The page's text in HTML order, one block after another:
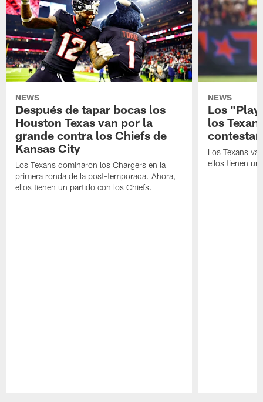
NEWS
Después de tapar bocas los
Houston Texas van por la
grande contra los Chiefs de
Kansas City
Los Texans dominaron los Chargers en la
primera ronda de la post-temporada. Ahora,
ellos tienen un partido con los Chiefs.
NEWS
Los
los
contestar
Los Texans
ellos tienen un